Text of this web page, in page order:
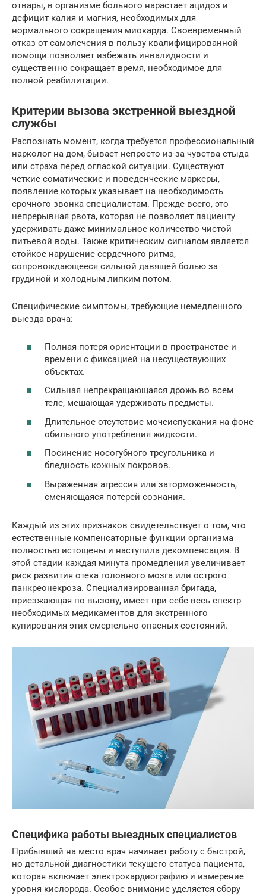
отвары, в организме больного нарастает ацидоз и
дефицит калия и магния, необходимых для
нормального сокращения миокарда. Своевременный
отказ от самолечения в пользу квалифицированной
помощи позволяет избежать инвалидности и
существенно сокращает время, необходимое для
полной реабилитации.
Критерии вызова экстренной выездной
службы
Распознать момент, когда требуется профессиональный
нарколог на дом, бывает непросто из-за чувства стыда
или страха перед оглаской ситуации. Существуют
четкие соматические и поведенческие маркеры,
появление которых указывает на необходимость
срочного звонка специалистам. Прежде всего, это
непрерывная рвота, которая не позволяет пациенту
удерживать даже минимальное количество чистой
питьевой воды. Также критическим сигналом является
стойкое нарушение сердечного ритма,
сопровождающееся сильной давящей болью за
грудиной и холодным липким потом.
Специфические симптомы, требующие немедленного
выезда врача:
Полная потеря ориентации в пространстве и
времени с фиксацией на несуществующих
объектах.
Сильная непрекращающаяся дрожь во всем
теле, мешающая удерживать предметы.
Длительное отсутствие мочеиспускания на фоне
обильного употребления жидкости.
Посинение носогубного треугольника и
бледность кожных покровов.
Выраженная агрессия или заторможенность,
сменяющаяся потерей сознания.
Каждый из этих признаков свидетельствует о том, что
естественные компенсаторные функции организма
полностью истощены и наступила декомпенсация. В
этой стадии каждая минута промедления увеличивает
риск развития отека головного мозга или острого
панкреонекроза. Специализированная бригада,
приезжающая по вызову, имеет при себе весь спектр
необходимых медикаментов для экстренного
купирования этих смертельно опасных состояний.
Специфика работы выездных специалистов
Прибывший на место врач начинает работу с быстрой,
но детальной диагностики текущего статуса пациента,
которая включает электрокардиографию и измерение
уровня кислорода. Особое внимание уделяется сбору